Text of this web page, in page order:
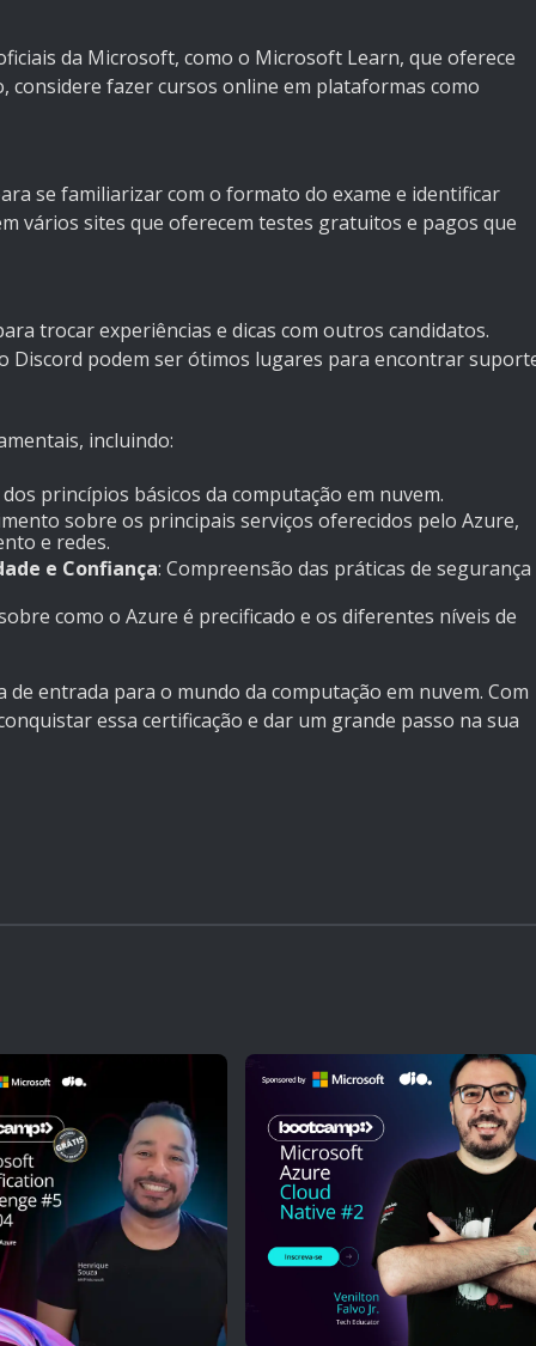
da Microsoft, como o Microsoft Learn, que oferece
considere fazer cursos online em plataformas como
se familiarizar com o formato do exame e identificar
vários sites que oferecem testes gratuitos e pagos que
trocar experiências e dicas com outros candidatos.
Discord podem ser ótimos lugares para encontrar
incluindo:
princípios básicos da computação em nuvem.
sobre os principais serviços oferecidos pelo Azure,
e redes.
e Confiança: Compreensão das práticas de segurança
como o Azure é precificado e os diferentes níveis de
entrada para o mundo da computação em nuvem. Com
essa certificação e dar um grande passo na sua